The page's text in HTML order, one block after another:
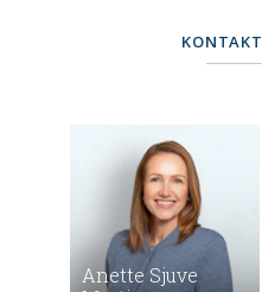
Anette Sjuve